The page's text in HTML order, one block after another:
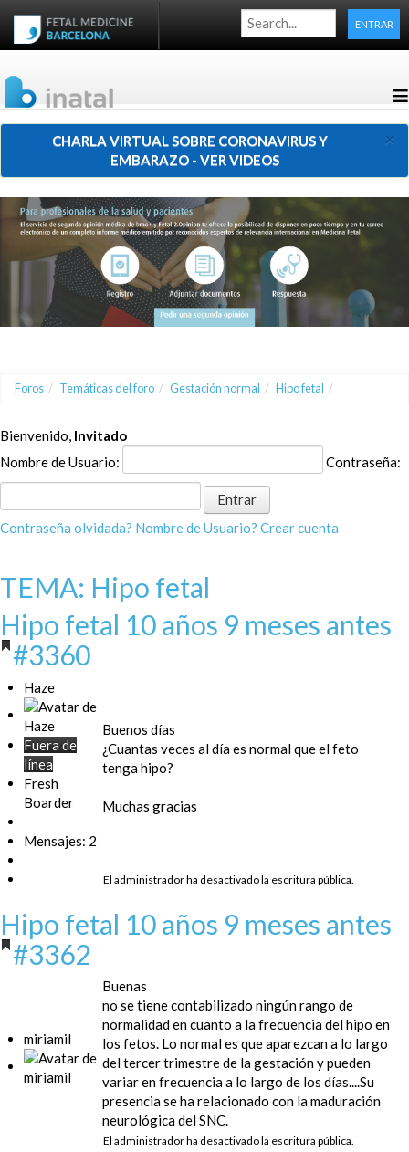
≡
ENTRAR
×
CHARLA VIRTUAL SOBRE CORONAVIRUS Y
EMBARAZO - VER VIDEOS
Foros / Temáticas del foro / Gestación normal / Hipo fetal /
Bienvenido, Invitado
Nombre de Usuario:
Contraseña:
Contraseña olvidada? Nombre de Usuario? Crear cuenta
TEMA: Hipo fetal
Hipo fetal 10 años 9 meses antes
#3360
Haze
Fuera de
línea
Fresh
Boarder
Mensajes: 2
Buenos días
¿Cuantas veces al día es normal que el feto
tenga hipo?
Muchas gracias
El administrador ha desactivado la escritura pública.
Hipo fetal 10 años 9 meses antes
#3362
miriamil
Buenas
no se tiene contabilizado ningún rango de
normalidad en cuanto a la frecuencia del hipo en
los fetos. Lo normal es que aparezcan a lo largo
del tercer trimestre de la gestación y pueden
variar en frecuencia a lo largo de los días....Su
presencia se ha relacionado con la maduración
neurológica del SNC.
El administrador ha desactivado la escritura pública.